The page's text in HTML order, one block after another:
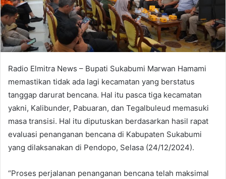
Radio Elmitra News – Bupati Sukabumi Marwan Hamami
memastikan tidak ada lagi kecamatan yang berstatus
tanggap darurat bencana. Hal itu pasca tiga kecamatan
yakni, Kalibunder, Pabuaran, dan Tegalbuleud memasuki
masa transisi. Hal itu diputuskan berdasarkan hasil rapat
evaluasi penanganan bencana di Kabupaten Sukabumi
yang dilaksanakan di Pendopo, Selasa (24/12/2024).
“Proses perjalanan penanganan bencana telah maksimal